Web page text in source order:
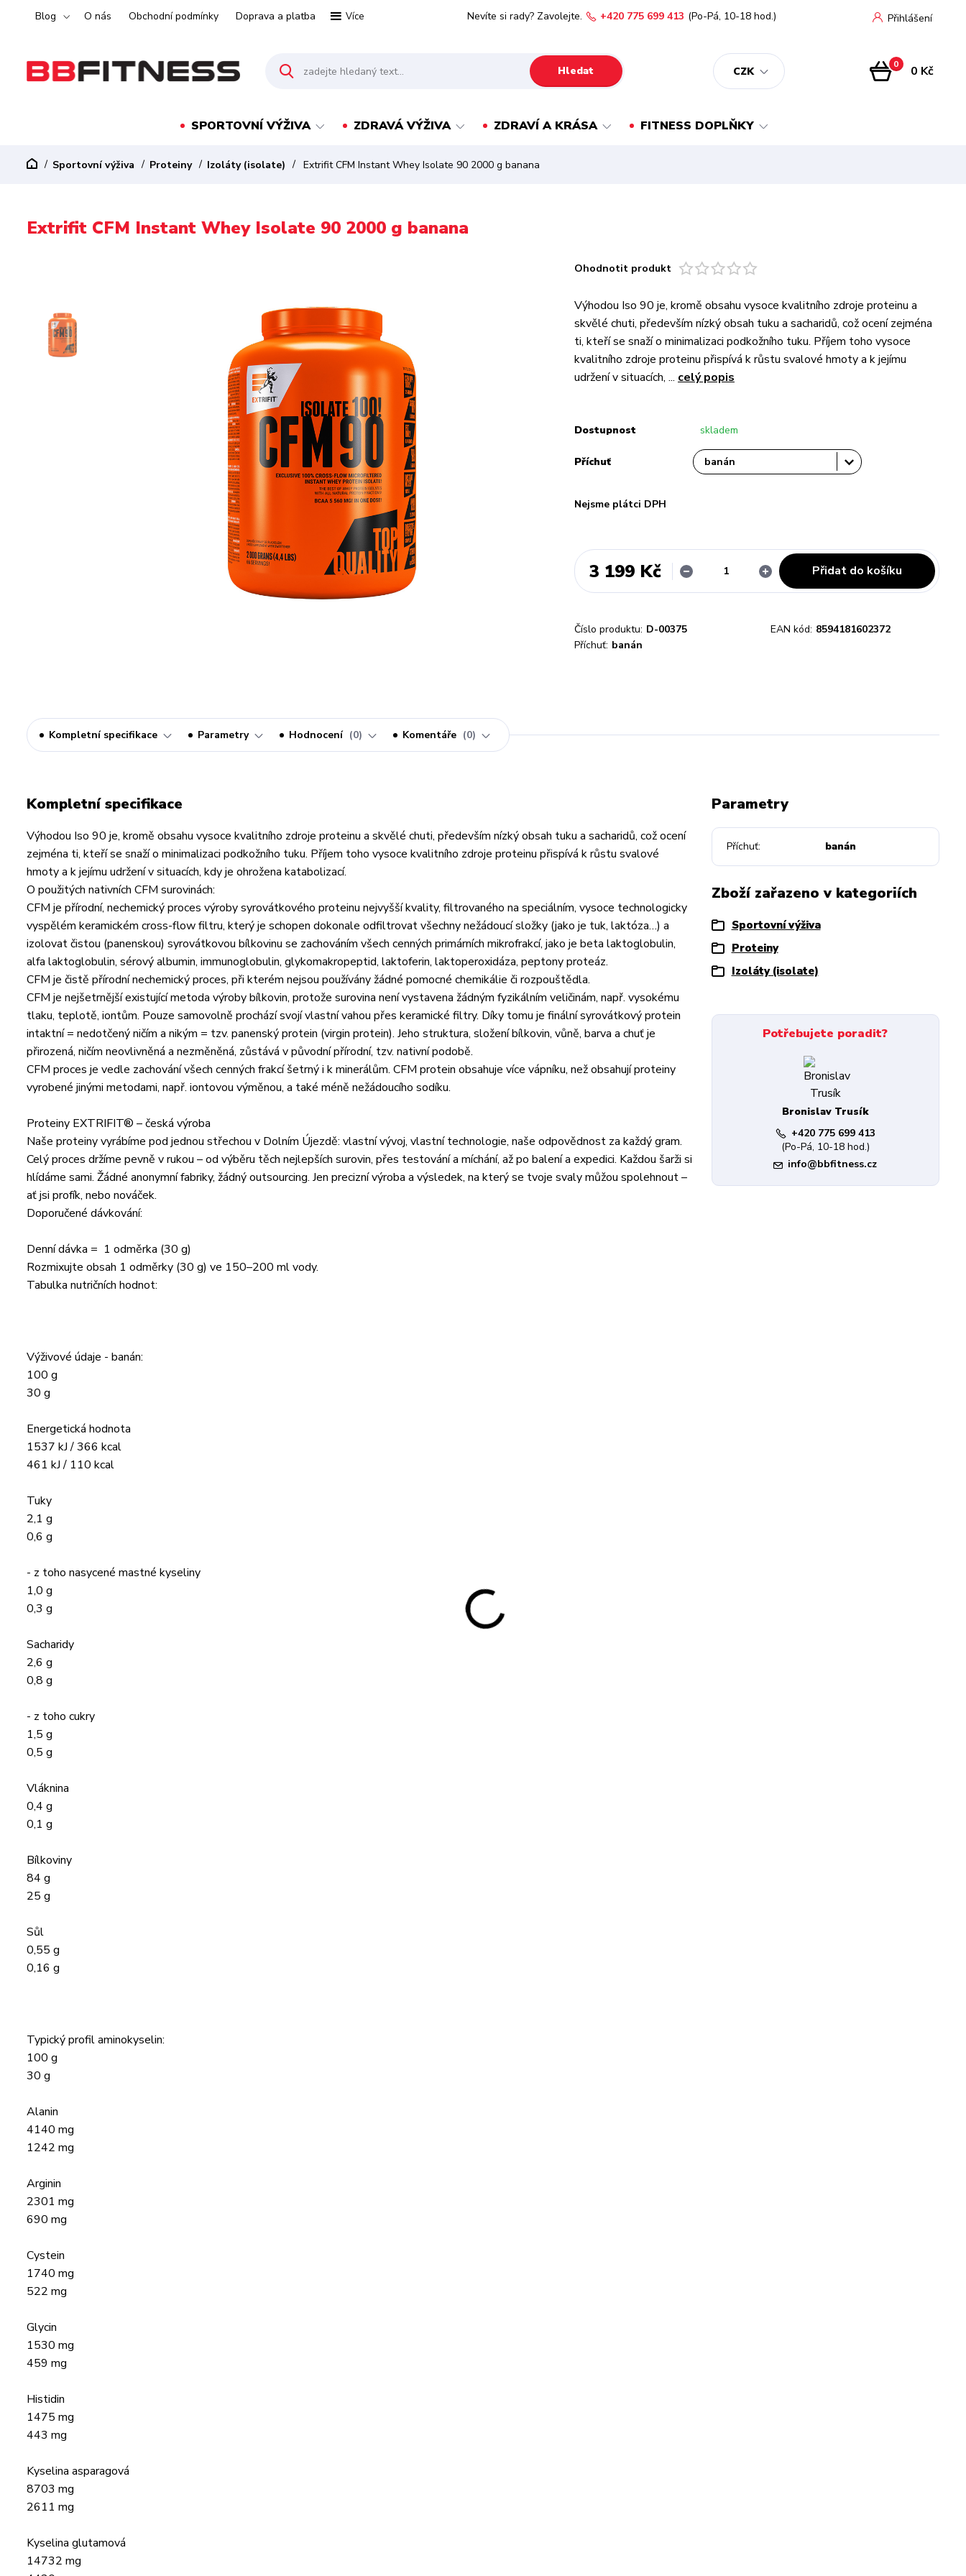
Blog O nás Obchodní podmínky Doprava a platba Více
CZK
Přihlášení
Hledat
Nevíte si rady? Zavolejte. +420 775 699 413 (Po-Pá, 10-18 hod.)
0 0 Kč
SPORTOVNÍ VÝŽIVA ZDRAVÁ VÝŽIVA ZDRAVÍ A KRÁSA FITNESS DOPLŇKY
Sportovní výživa Proteiny Izoláty (isolate) Extrifit CFM Instant Whey Isolate 90 2000 g banana
Extrifit CFM Instant Whey Isolate 90 2000 g banana
Ohodnotit produkt
Výhodou Iso 90 je, kromě obsahu vysoce kvalitního zdroje proteinu a
skvělé chuti, především nízký obsah tuku a sacharidů, což ocení zejména
ti, kteří se snaží o minimalizaci podkožního tuku. Příjem toho vysoce
kvalitního zdroje proteinu přispívá k růstu svalové hmoty a k jejímu
udržení v situacích, ... celý popis
Dostupnost skladem
Příchuť
Nejsme plátci DPH
3 199 Kč Přidat do košíku
Číslo produktu: D-00375 EAN kód: 8594181602372
Příchuť: banán
Kompletní specifikace Parametry Hodnocení 0 Komentáře 0
Kompletní specifikace
Výhodou Iso 90 je, kromě obsahu vysoce kvalitního zdroje proteinu a skvělé chuti, především nízký obsah tuku a sacharidů, což ocení
zejména ti, kteří se snaží o minimalizaci podkožního tuku. Příjem toho vysoce kvalitního zdroje proteinu přispívá k růstu svalové
hmoty a k jejímu udržení v situacích, kdy je ohrožena katabolizací.
O použitých nativních CFM surovinách:
CFM je přírodní, nechemický proces výroby syrovátkového proteinu nejvyšší kvality, filtrovaného na speciálním, vysoce technologicky
vyspělém keramickém cross-flow filtru, který je schopen dokonale odfiltrovat všechny nežádoucí složky (jako je tuk, laktóza…) a
izolovat čistou (panenskou) syrovátkovou bílkovinu se zachováním všech cenných primárních mikrofrakcí, jako je beta laktoglobulin,
alfa laktoglobulin, sérový albumin, immunoglobulin, glykomakropeptid, laktoferin, laktoperoxidáza, peptony proteáz.
CFM je čistě přírodní nechemický proces, při kterém nejsou používány žádné pomocné chemikálie či rozpouštědla.
CFM je nejšetrnější existující metoda výroby bílkovin, protože surovina není vystavena žádným fyzikálním veličinám, např. vysokému
tlaku, teplotě, iontům. Pouze samovolně prochází svojí vlastní vahou přes keramické filtry. Díky tomu je finální syrovátkový protein
intaktní = nedotčený ničím a nikým = tzv. panenský protein (virgin protein). Jeho struktura, složení bílkovin, vůně, barva a chuť je
přirozená, ničím neovlivněná a nezměněná, zůstává v původní přírodní, tzv. nativní podobě.
CFM proces je vedle zachování všech cenných frakcí šetrný i k minerálům. CFM protein obsahuje více vápníku, než obsahují proteiny
vyrobené jinými metodami, např. iontovou výměnou, a také méně nežádoucího sodíku.
Proteiny EXTRIFIT® – česká výroba
Naše proteiny vyrábíme pod jednou střechou v Dolním Újezdě: vlastní vývoj, vlastní technologie, naše odpovědnost za každý gram.
Celý proces držíme pevně v rukou – od výběru těch nejlepších surovin, přes testování a míchání, až po balení a expedici. Každou šarži si
hlídáme sami. Žádné anonymní fabriky, žádný outsourcing. Jen precizní výroba a výsledek, na který se tvoje svaly můžou spolehnout –
ať jsi profík, nebo nováček.
Doporučené dávkování:
Denní dávka = 1 odměrka (30 g)
Rozmixujte obsah 1 odměrky (30 g) ve 150–200 ml vody.
Tabulka nutričních hodnot:
Výživové údaje - banán:
100 g
30 g
Energetická hodnota
1537 kJ / 366 kcal
461 kJ / 110 kcal
Tuky
2,1 g
0,6 g
- z toho nasycené mastné kyseliny
1,0 g
0,3 g
Sacharidy
2,6 g
0,8 g
- z toho cukry
1,5 g
0,5 g
Vláknina
0,4 g
0,1 g
Bílkoviny
84 g
25 g
Sůl
0,55 g
0,16 g
Typický profil aminokyselin:
100 g
30 g
Alanin
4140 mg
1242 mg
Arginin
2301 mg
690 mg
Cystein
1740 mg
522 mg
Glycin
1530 mg
459 mg
Histidin
1475 mg
443 mg
Kyselina asparagová
8703 mg
2611 mg
Kyselina glutamová
14732 mg
Parametry
Příchuť banán
Zboží zařazeno v kategoriích
Sportovní výživa
Proteiny
Izoláty (isolate)
Potřebujete poradit?
Bronislav Trusík
+420 775 699 413
(Po-Pá, 10-18 hod.)
info@bbfitness.cz